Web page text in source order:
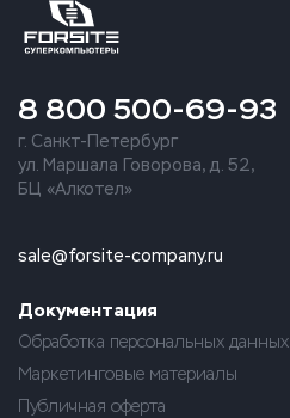
8 800 500-69-93
г. Санкт-Петербург
ул. Маршала Говорова, д. 52,
БЦ «Алкотел»
sale@forsite-company.ru
Документация
Обработка персональных данных
Маркетинговые материалы
Публичная оферта